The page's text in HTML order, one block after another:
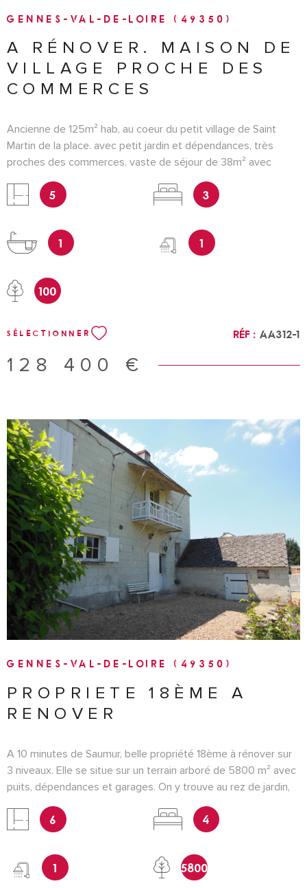
GENNES-VAL-DE-LOIRE (49350)
A RÉNOVER. MAISON DE
VILLAGE PROCHE DES
COMMERCES
Ancienne de 125m² hab, au coeur du petit village de Saint
Martin de la place. avec petit jardin et dépendances, très
proches des commerces. vaste de séjour de 38m² avec
cheminée, 3 grandes chambres (dont 1 au rdc) et sous-sol
complet de 60m².
5 3
1 1
100
SÉLECTIONNER Réf : AA312-1
128 400 €
GENNES-VAL-DE-LOIRE (49350)
PROPRIETE 18ÈME A
RENOVER
A 10 minutes de Saumur, belle propriété 18ème à rénover sur
3 niveaux. Elle se situe sur un terrain arboré de 5800 m² avec
puits, dépendances et garages. On y trouve au rez de jardin,
un séjour de 33m² avec grande cheminée en tuffeau, cuisine,
buanderie et wc. Au premier, une belle pièce de vie de 41 m²
avec cheminée, 2 chambres et salle d'eau avec wc. A l'étage,
un palier dessert 2 chambres et un grenier aménageable.
Cette maison est équipée d'une pompe à chaleur air-eau
6 4
1 5800
VOIR LE BIEN